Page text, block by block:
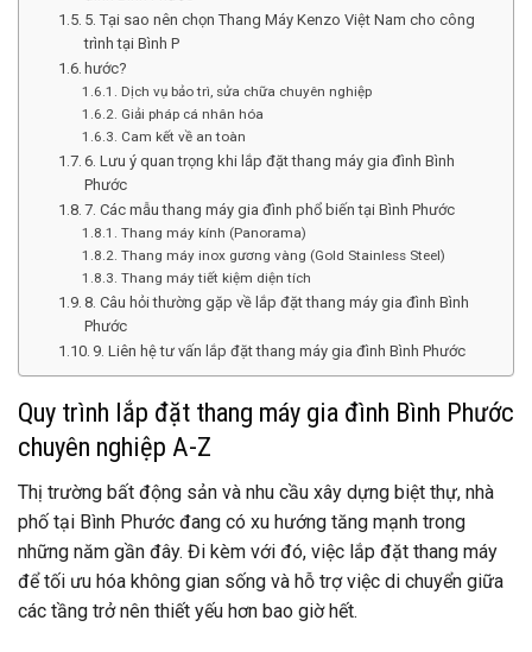
5. Tại sao nên chọn Thang Máy Kenzo Việt Nam cho công
trình tại Bình P
hước?
Dịch vụ bảo trì, sửa chữa chuyên nghiệp
Giải pháp cá nhân hóa
Cam kết về an toàn
6. Lưu ý quan trọng khi lắp đặt thang máy gia đình Bình
Phước
7. Các mẫu thang máy gia đình phổ biến tại Bình Phước
Thang máy kính (Panorama)
Thang máy inox gương vàng (Gold Stainless Steel)
Thang máy tiết kiệm diện tích
8. Câu hỏi thường gặp về lắp đặt thang máy gia đình Bình
Phước
9. Liên hệ tư vấn lắp đặt thang máy gia đình Bình Phước
Quy trình lắp đặt thang máy gia đình Bình Phước
chuyên nghiệp A-Z
Thị trường bất động sản và nhu cầu xây dựng biệt thự, nhà
phố tại Bình Phước đang có xu hướng tăng mạnh trong
những năm gần đây. Đi kèm với đó, việc lắp đặt thang máy
để tối ưu hóa không gian sống và hỗ trợ việc di chuyển giữa
các tầng trở nên thiết yếu hơn bao giờ hết.